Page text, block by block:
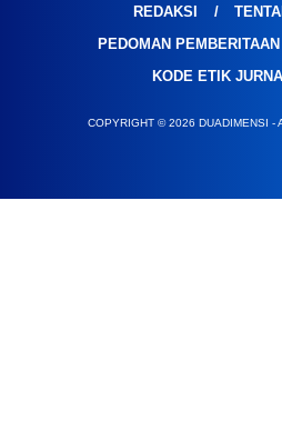
REDAKSI
PEDOMAN
KODE ETIK
COPYRIGHT © 2026 DUADIMENSI -